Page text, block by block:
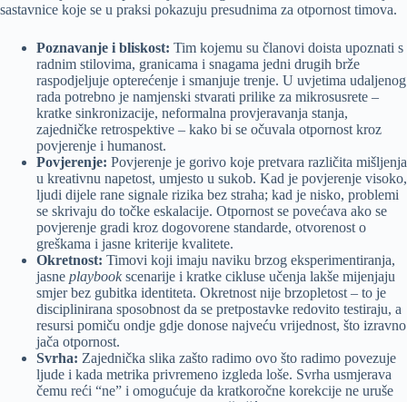
sastavnice koje se u praksi pokazuju presudnima za otpornost timova.
Poznavanje i bliskost: Tim kojemu su članovi doista upoznati s
radnim stilovima, granicama i snagama jedni drugih brže
raspodjeljuje opterećenje i smanjuje trenje. U uvjetima udaljenog
rada potrebno je namjenski stvarati prilike za mikrosusrete –
kratke sinkronizacije, neformalna provjeravanja stanja,
zajedničke retrospektive – kako bi se očuvala otpornost kroz
povjerenje i humanost.
Povjerenje: Povjerenje je gorivo koje pretvara različita mišljenja
u kreativnu napetost, umjesto u sukob. Kad je povjerenje visoko,
ljudi dijele rane signale rizika bez straha; kad je nisko, problemi
se skrivaju do točke eskalacije. Otpornost se povećava ako se
povjerenje gradi kroz dogovorene standarde, otvorenost o
greškama i jasne kriterije kvalitete.
Okretnost: Timovi koji imaju naviku brzog eksperimentiranja,
jasne playbook scenarije i kratke cikluse učenja lakše mijenjaju
smjer bez gubitka identiteta. Okretnost nije brzopletost – to je
disciplinirana sposobnost da se pretpostavke redovito testiraju, a
resursi pomiču ondje gdje donose najveću vrijednost, što izravno
jača otpornost.
Svrha: Zajednička slika zašto radimo ovo što radimo povezuje
ljude i kada metrika privremeno izgleda loše. Svrha usmjerava
čemu reći “ne” i omogućuje da kratkoročne korekcije ne uruše